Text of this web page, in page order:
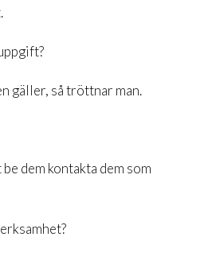
gäller, så tröttnar man.
dem kontakta dem som